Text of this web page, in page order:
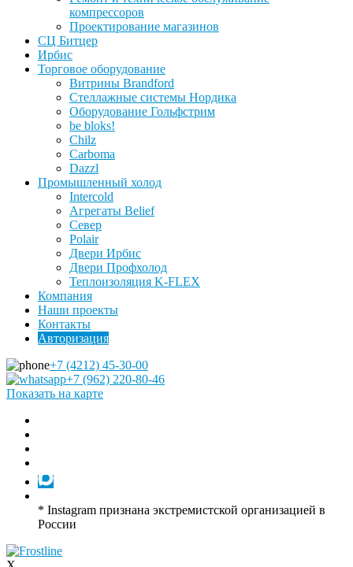
компрессоров
Проектирование магазинов
СЦ Битцер
Ирбис
Торговое оборудование
Витрины Brandford
Стеллажные системы Нордика
Оборудование Гольфстрим
be bloks!
Chilz
Carboma
Dazzl
Промышленный холод
Intercold
Агрегаты Belief
Север
Polair
Двери Ирбис
Двери Профхолод
Теплоизоляция K-FLEX
Компания
Наши проекты
Контакты
Авторизация
+7 (4212) 45-30-00
+7 (962) 220-80-46
Показать на карте
* Instagram признана экстремистской организацией в
России